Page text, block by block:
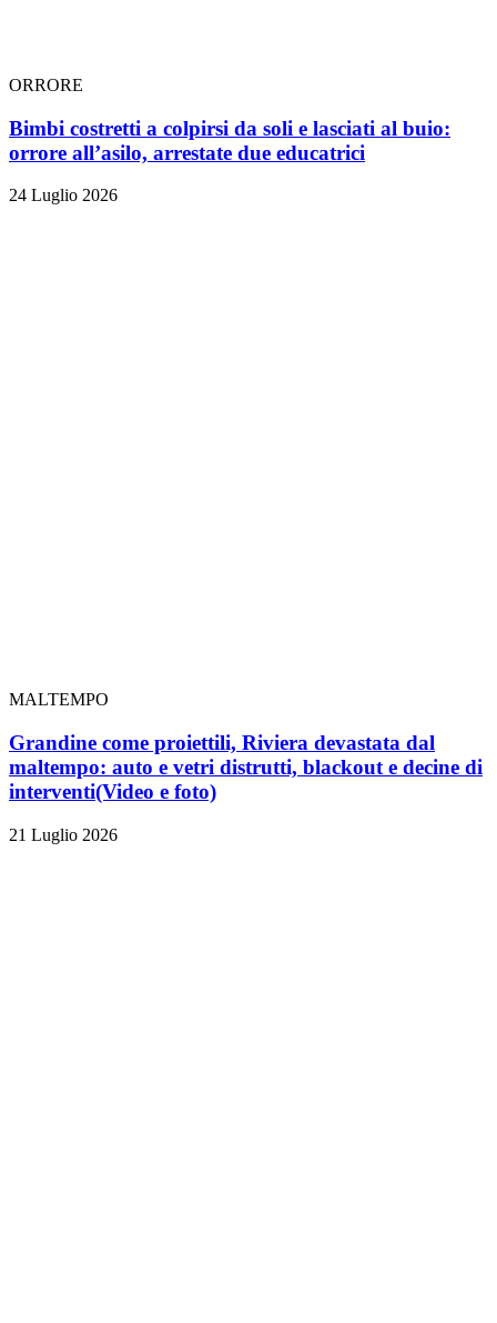
ORRORE
Bimbi costretti a colpirsi da soli e lasciati al buio:
orrore all’asilo, arrestate due educatrici
24 Luglio 2026
MALTEMPO
Grandine come proiettili, Riviera devastata dal
maltempo: auto e vetri distrutti, blackout e decine di
interventi(Video e foto)
21 Luglio 2026